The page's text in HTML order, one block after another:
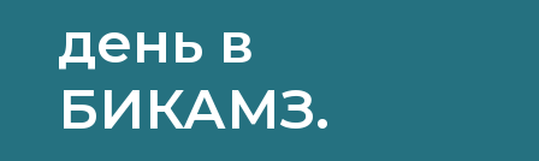
день в
БИКАМЗ.